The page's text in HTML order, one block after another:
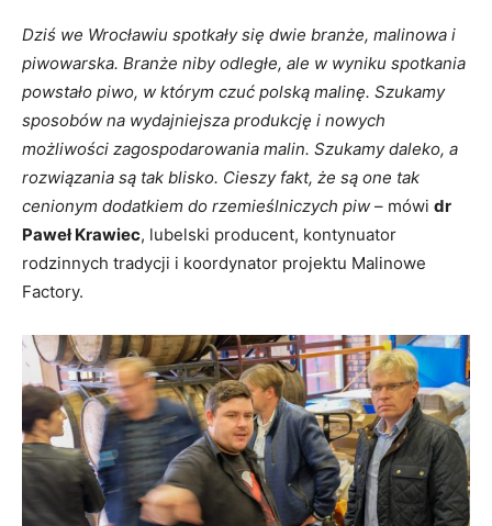
Dziś we Wrocławiu spotkały się dwie branże, malinowa i
piwowarska. Branże niby odległe, ale w wyniku spotkania
powstało piwo, w którym czuć polską malinę. Szukamy
sposobów na wydajniejsza produkcję i nowych
możliwości zagospodarowania malin. Szukamy daleko, a
rozwiązania są tak blisko. Cieszy fakt, że są one tak
cenionym dodatkiem do rzemieślniczych piw – mówi dr
Paweł Krawiec, lubelski producent, kontynuator
rodzinnych tradycji i koordynator projektu Malinowe
Factory.